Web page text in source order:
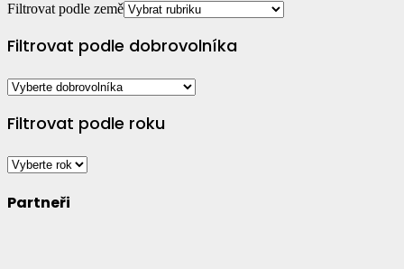
Filtrovat podle země
Filtrovat podle dobrovolníka
Filtrovat podle roku
Partneři